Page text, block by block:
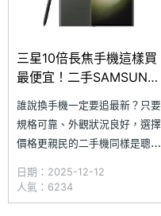
三星10倍長焦手機這樣買
最便宜！二手SAMSUNG
(2025.12)
誰說換手機一定要追最新？只要
規格可靠、外觀狀況良好，選擇
價格更親民的二手機同樣是聰明
下的 SAMSUNG Galaxy S23
Ultra 為例，不僅有可遠端操控
日期：2025-12-12
人氣：6234